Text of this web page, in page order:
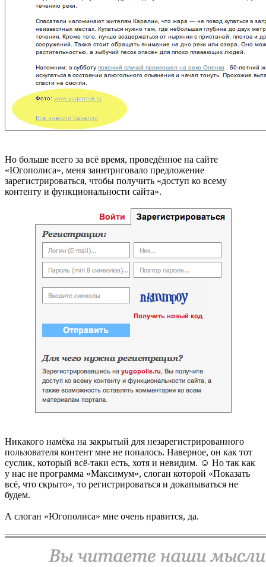
Но больше всего за всё время, проведённое на сайте
«Югополиса», меня заинтриговало предложение
зарегистрироваться, чтобы получить «доступ ко всему
контенту и функциональности сайта».
Никакого намёка на закрытый для незарегистрированного
пользователя контент мне не попалось. Наверное, он как тот
суслик, который всё-таки есть, хотя и невидим. ☺ Но так как
у нас не программа «Максимум», слоган которой «Показать
всё, что скрыто», то регистрироваться и докапываться не
будем.
А слоган «Югополиса» мне очень нравится, да.